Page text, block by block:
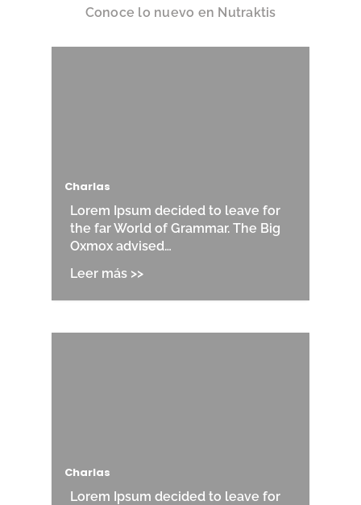
Conoce lo nuevo en Nutraktis
Charlas
Lorem Ipsum decided to leave for
the far World of Grammar. The Big
Oxmox advised…
Charlas
Lorem Ipsum decided to leave for